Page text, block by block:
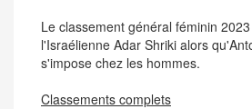
Le classement général féminin
l'Israélienne Adar Shriki alors
s'impose chez les hommes.
Classements complets